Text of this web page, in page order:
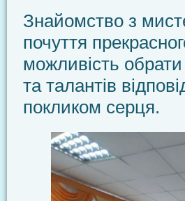
Знайомство з
почуття
можливість
та талантів
покликом серця.